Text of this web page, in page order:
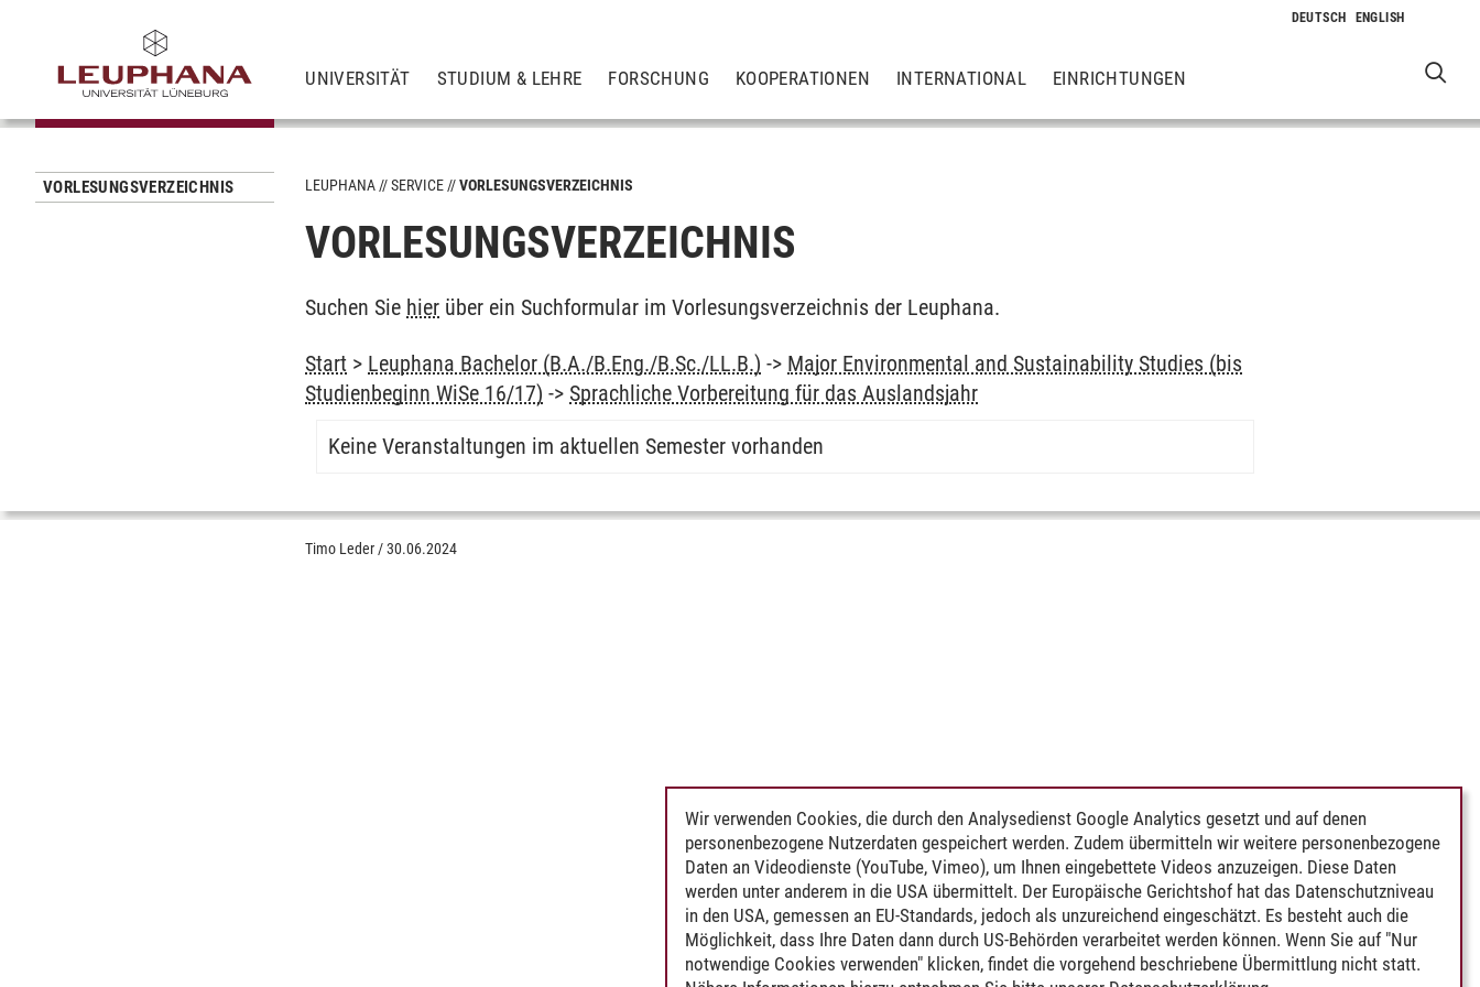
UNIVERSITÄT STUDIUM & LEHRE FORSCHUNG KOOPERATIONEN INTERNATIONAL EINRICHTUNGEN
VORLESUNGSVERZEICHNIS LEUPHANA SERVICE VORLESUNGSVERZEICHNIS
VORLESUNGSVERZEICHNIS
Suchen Sie hier über ein Suchformular im Vorlesungsverzeichnis der Leuphana.
Start > Leuphana Bachelor (B.A./B.Eng./B.Sc./LL.B.) -> Major Environmental and Sustainability Studies (bis
Studienbeginn WiSe 16/17) -> Sprachliche Vorbereitung für das Auslandsjahr
Keine Veranstaltungen im aktuellen Semester vorhanden
Timo Leder /30.06.2024
Wir verwenden Cookies, die durch den Analysedienst Google Analytics gesetzt und auf denen
personenbezogene Nutzerdaten gespeichert werden. Zudem übermitteln wir weitere personenbezogene
Daten an Videodienste (YouTube, Vimeo), um Ihnen eingebettete Videos anzuzeigen. Diese Daten
werden unter anderem in die USA übermittelt. Der Europäische Gerichtshof hat das Datenschutzniveau
in den USA, gemessen an EU-Standards, jedoch als unzureichend eingeschätzt. Es besteht auch die
Möglichkeit, dass Ihre Daten dann durch US-Behörden verarbeitet werden können. Wenn Sie auf "Nur
notwendige Cookies verwenden" klicken, findet die vorgehend beschriebene Übermittlung nicht statt.